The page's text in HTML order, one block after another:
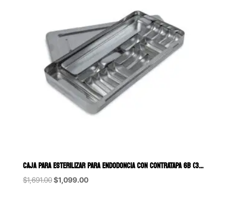
CAJA PARA ESTERILIZAR PARA ENDODONCIA CON CONTRATAPA 6B (306)
$1,691.00Original
$1,099.00Current